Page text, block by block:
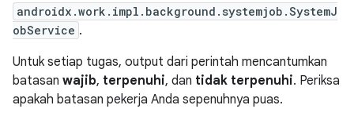
androidx.work.impl.background.systemjob.SystemJ
obService .
Untuk setiap tugas, output dari perintah mencantumkan
batasan wajib, terpenuhi, dan tidak terpenuhi. Periksa
apakah batasan pekerja Anda sepenuhnya puas.